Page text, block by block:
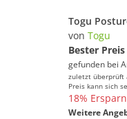
von Togu
Bester Preis
gefunden bei
zuletzt überprüft
Preis kann sich
18%
Weitere